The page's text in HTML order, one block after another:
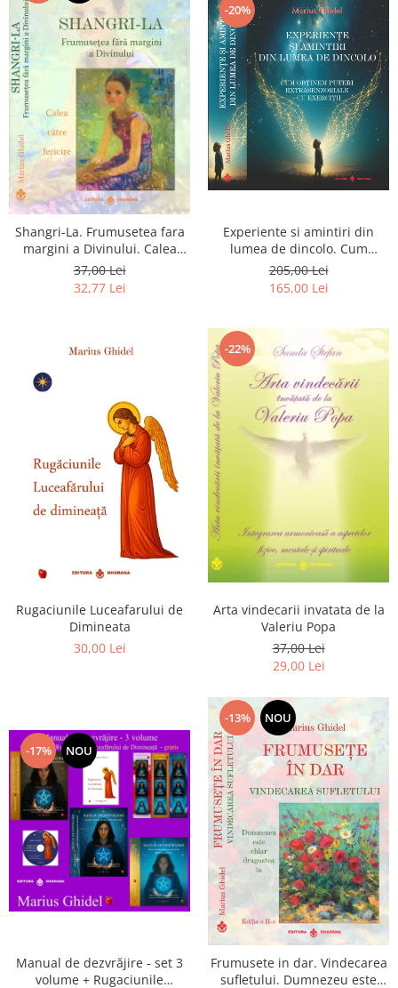
Shangri-La. Frumusetea fara
margini a Divinului. Calea
catre fericire
37,00 Lei
32,77 Lei
-20%
Experiente si amintiri din
lumea de dincolo. Cum
obtinem puteri
extrasenzoriale - cu exercitii
205,00 Lei
165,00 Lei
Rugaciunile Luceafarului de
Dimineata
30,00 Lei
-22%
Arta vindecarii invatata de la
Valeriu Popa
37,00 Lei
29,00 Lei
-17% NOU
Manual de dezvrăjire - set 3
volume + Rugaciunile
-13% NOU
Frumusete in dar. Vindecarea
sufletului. Dumnezeu este